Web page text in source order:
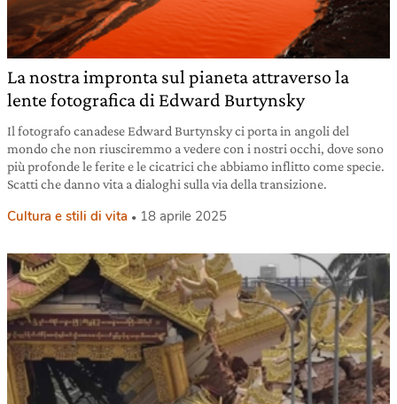
La nostra impronta sul pianeta attraverso la
lente fotografica di Edward Burtynsky
Il fotografo canadese Edward Burtynsky ci porta in angoli del
mondo che non riusciremmo a vedere con i nostri occhi, dove sono
più profonde le ferite e le cicatrici che abbiamo inflitto come specie.
Scatti che danno vita a dialoghi sulla via della transizione.
Cultura e stili di vita 18 aprile 2025